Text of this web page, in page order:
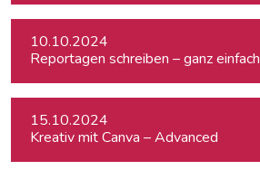
10.10.2024
Reportagen schreiben – ganz einfach
15.10.2024
Kreativ mit Canva – Advanced